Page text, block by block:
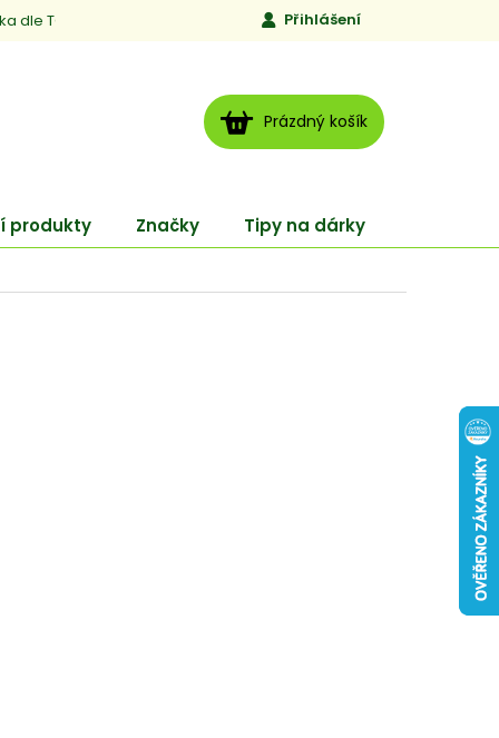
dle TCM Jen to, čemu věříme
Přihlášení
NÁKUPNÍ
KOŠÍK
Prázdný košík
produkty Značky Tipy na dárky